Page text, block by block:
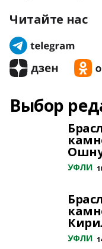
Читайте нас
Выбор
УФЛИ
УФЛИ